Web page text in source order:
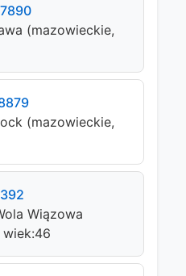
(mazowieckie,
(mazowieckie,
Wiązowa
wiek:46